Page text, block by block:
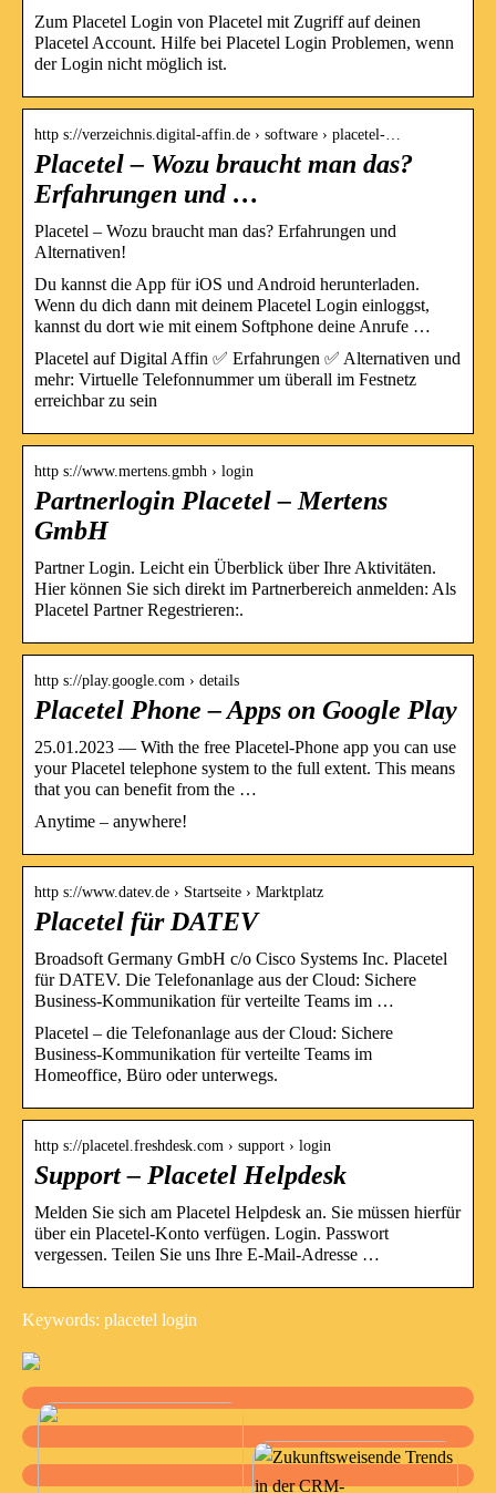
Zum Placetel Login von Placetel mit Zugriff auf deinen
Placetel Account. Hilfe bei Placetel Login Problemen, wenn
der Login nicht möglich ist.
http s://verzeichnis.digital-affin.de › software › placetel-…
Placetel – Wozu braucht man das?
Erfahrungen und …
Placetel – Wozu braucht man das? Erfahrungen und
Alternativen!
Du kannst die App für iOS und Android herunterladen.
Wenn du dich dann mit deinem Placetel Login einloggst,
kannst du dort wie mit einem Softphone deine Anrufe …
Placetel auf Digital Affin ✅ Erfahrungen ✅ Alternativen und
mehr: Virtuelle Telefonnummer um überall im Festnetz
erreichbar zu sein
http s://www.mertens.gmbh › login
Partnerlogin Placetel – Mertens
GmbH
Partner Login. Leicht ein Überblick über Ihre Aktivitäten.
Hier können Sie sich direkt im Partnerbereich anmelden: Als
Placetel Partner Regestrieren:.
http s://play.google.com › details
Placetel Phone – Apps on Google Play
25.01.2023 — With the free Placetel-Phone app you can use
your Placetel telephone system to the full extent. This means
that you can benefit from the …
Anytime – anywhere!
http s://www.datev.de › Startseite › Marktplatz
Placetel für DATEV
Broadsoft Germany GmbH c/o Cisco Systems Inc. Placetel
für DATEV. Die Telefonanlage aus der Cloud: Sichere
Business-Kommunikation für verteilte Teams im …
Placetel – die Telefonanlage aus der Cloud: Sichere
Business-Kommunikation für verteilte Teams im
Homeoffice, Büro oder unterwegs.
http s://placetel.freshdesk.com › support › login
Support – Placetel Helpdesk
Melden Sie sich am Placetel Helpdesk an. Sie müssen hierfür
über ein Placetel-Konto verfügen. Login. Passwort
vergessen. Teilen Sie uns Ihre E-Mail-Adresse …
Keywords: placetel login